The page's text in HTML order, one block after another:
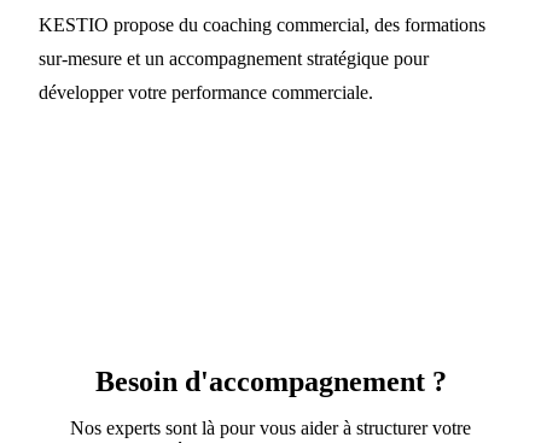
KESTIO propose du coaching commercial, des formations
sur-mesure et un accompagnement stratégique pour
développer votre performance commerciale.
Besoin d'accompagnement ?
Nos experts sont là pour vous aider à structurer votre